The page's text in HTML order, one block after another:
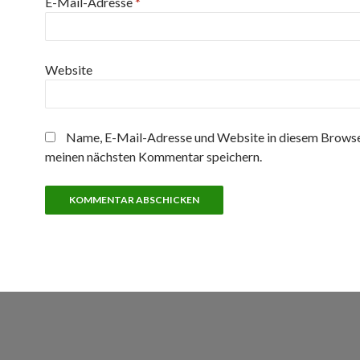
Website
Name, E-Mail-Adresse und Website in diesem
meinen nächsten Kommentar speichern.